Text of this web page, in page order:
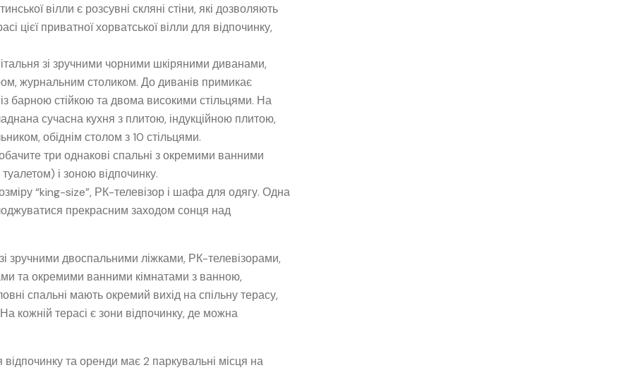
вілли є розсувні скляні стіни, які дозволяють
цієї приватної хорватської вілли для відпочинку,
зі зручними чорними шкіряними диванами,
журнальним столиком. До диванів примикає
барною стійкою та двома високими стільцями. На
сучасна кухня з плитою, індукційною плитою,
обіднім столом з 10 стільцями.
три однакові спальні з окремими ванними
і зоною відпочинку.
“king-size”, РК-телевізор і шафа для одягу. Одна
прекрасним заходом сонця над
зручними двоспальними ліжками, РК-телевізорами,
та окремими ванними кімнатами з ванною,
спальні мають окремий вихід на спільну терасу,
кожній терасі є зони відпочинку, де можна
та оренди має 2 паркувальні місця на